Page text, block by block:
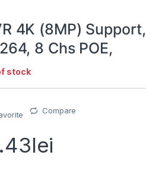
4K (8MP) Support,
8 Chs POE,
stock
Compare
lei